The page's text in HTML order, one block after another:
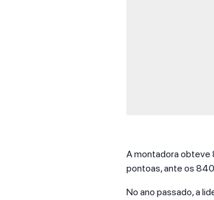
A montadora obteve
pontoas, ante os
No ano passado, a